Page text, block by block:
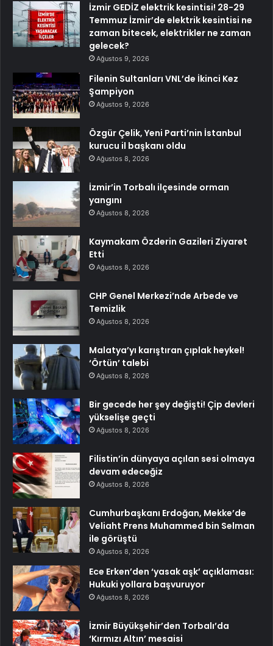
İzmir GEDİZ elektrik kesintisi! 28-29
Temmuz İzmir’de elektrik kesintisi ne
zaman bitecek, elektrikler ne zaman
gelecek?
Ağustos 9, 2026
Filenin Sultanları VNL’de İkinci Kez
Şampiyon
Ağustos 9, 2026
Özgür Çelik, Yeni Parti’nin İstanbul
kurucu il başkanı oldu
Ağustos 8, 2026
İzmir’in Torbalı ilçesinde orman
yangını
Ağustos 8, 2026
Kaymakam Özderin Gazileri Ziyaret
Etti
Ağustos 8, 2026
CHP Genel Merkezi’nde Arbede ve
Temizlik
Ağustos 8, 2026
Malatya’yı karıştıran çıplak heykel!
‘Örtün’ talebi
Ağustos 8, 2026
Bir gecede her şey değişti! Çip devleri
yükselişe geçti
Ağustos 8, 2026
Filistin’in dünyaya açılan sesi olmaya
devam edeceğiz
Ağustos 8, 2026
Cumhurbaşkanı Erdoğan, Mekke’de
Veliaht Prens Muhammed bin Selman
ile görüştü
Ağustos 8, 2026
Ece Erken’den ‘yasak aşk’ açıklaması:
Hukuki yollara başvuruyor
Ağustos 8, 2026
İzmir Büyükşehir’den Torbalı’da
‘Kırmızı Altın’ mesaisi